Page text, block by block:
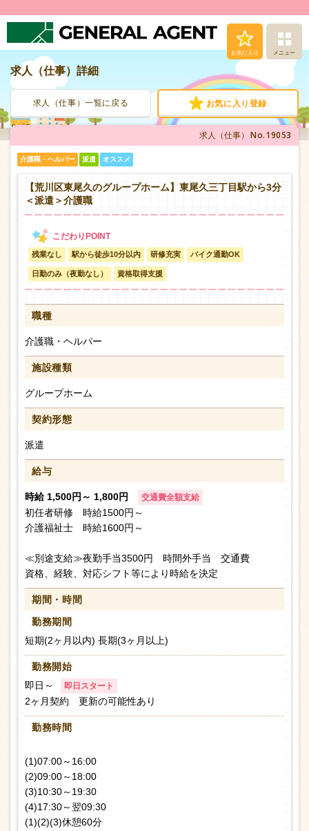
お気に入り メニュー
人材派遣サービス
転職支援サービス
登録から就業まで
お問い合わせ
求人（仕事）詳細
求人（仕事）一覧に戻る お気に入り登録
求人（仕事） No.19053
介護職・ヘルパー 派遣 オススメ
【荒川区東尾久のグループホーム】東尾久三丁目駅から3分
＜派遣＞介護職
残業なし 駅から徒歩10分以内 研修充実 バイク通勤OK
日勤のみ（夜勤なし） 資格取得支援
職種
介護職・ヘルパー
施設種類
グループホーム
契約形態
派遣
給与
時給 1,500円～ 1,800円 交通費全額支給
初任者研修 時給1500円～
介護福祉士 時給1600円～
≪別途支給≫夜勤手当3500円 時間外手当 交通費
資格、経験、対応シフト等により時給を決定
期間・時間
勤務期間
短期(2ヶ月以内) 長期(3ヶ月以上)
勤務開始
即日～
即日スタート
2ヶ月契約 更新の可能性あり
勤務時間
(1)07:00～16:00
(2)09:00～18:00
(3)10:30～19:30
(4)17:30～翌09:30
(1)(2)(3)休憩60分